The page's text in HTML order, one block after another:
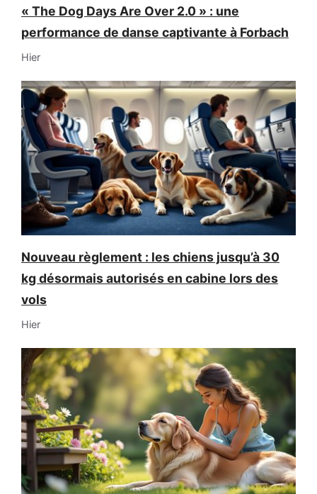
« The Dog Days Are Over 2.0 » : une
performance de danse captivante à Forbach
Hier
Nouveau règlement : les chiens jusqu’à 30
kg désormais autorisés en cabine lors des
vols
Hier